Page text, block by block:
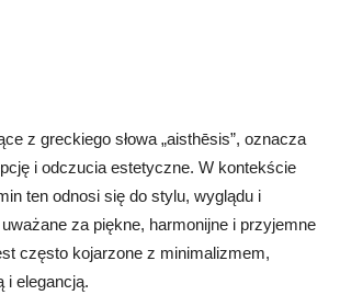
z greckiego słowa „aisthēsis”, oznacza
i odczucia estetyczne. W kontekście
ten odnosi się do stylu, wyglądu i
za piękne, harmonijne i przyjemne
często kojarzone z minimalizmem,
i elegancją.